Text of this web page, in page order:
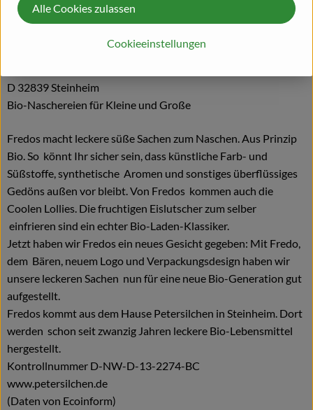
D 32839 Steinheim
Bio-Naschereien für Kleine und Große
Fredos macht leckere süße Sachen zum Naschen. Aus Prinzip
Bio. So könnt Ihr sicher sein, dass künstliche Farb- und
Süßstoffe, synthetische Aromen und sonstiges überflüssiges
Gedöns außen vor bleibt. Von Fredos kommen auch die
Coolen Lollies. Die fruchtigen Eislutscher zum selber
einfrieren sind ein echter Bio-Laden-Klassiker.
Jetzt haben wir Fredos ein neues Gesicht gegeben: Mit Fredo,
dem Bären, neuem Logo und Verpackungsdesign haben wir
unsere leckeren Sachen nun für eine neue Bio-Generation gut
aufgestellt.
Fredos kommt aus dem Hause Petersilchen in Steinheim. Dort
werden schon seit zwanzig Jahren leckere Bio-Lebensmittel
hergestellt.
Kontrollnummer D-NW-D-13-2274-BC
www.petersilchen.de
(Daten von Ecoinform)
Cookieeinstellungen
Alle Cookies zulassen